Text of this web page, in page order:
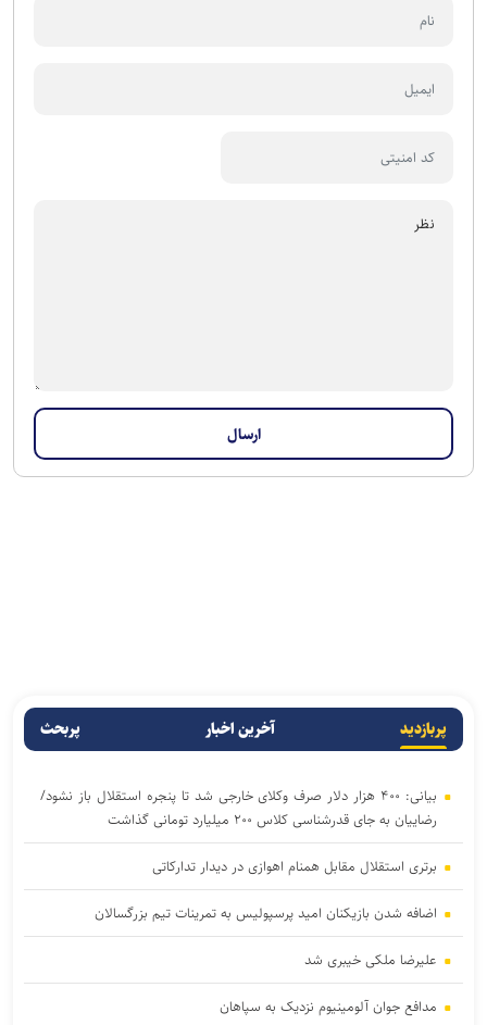
پربازدید آخرین اخبار پربحث
بیانی: ۴۰۰ هزار دلار صرف وکلای خارجی شد تا پنجره استقلال باز نشود/
رضاییان به جای قدرشناسی کلاس ۲۰۰ میلیارد تومانی گذاشت
برتری استقلال مقابل همنام اهوازی در دیدار تدارکاتی
اضافه شدن بازیکنان امید پرسپولیس به تمرینات تیم بزرگسالان
علیرضا ملکی خیبری شد
مدافع جوان آلومینیوم نزدیک به سپاهان